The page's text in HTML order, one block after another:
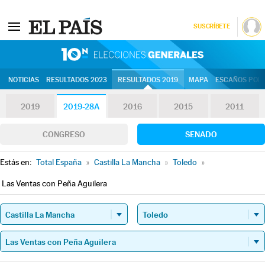
SUSCRÍBETE
NOTICIAS RESULTADOS 2023 RESULTADOS 2019 MAPA ESCAÑOS
2019 2019-28A 2016 2015 2011
CONGRESO SENADO
Estás en: Total España » Castilla La Mancha » Toledo »
Las Ventas con Peña Aguilera